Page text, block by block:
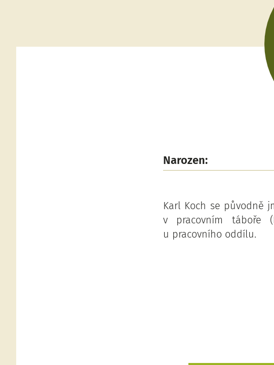
Narozen:
Karl Koch se původně
v pracovním táboře
u pracovního oddílu.